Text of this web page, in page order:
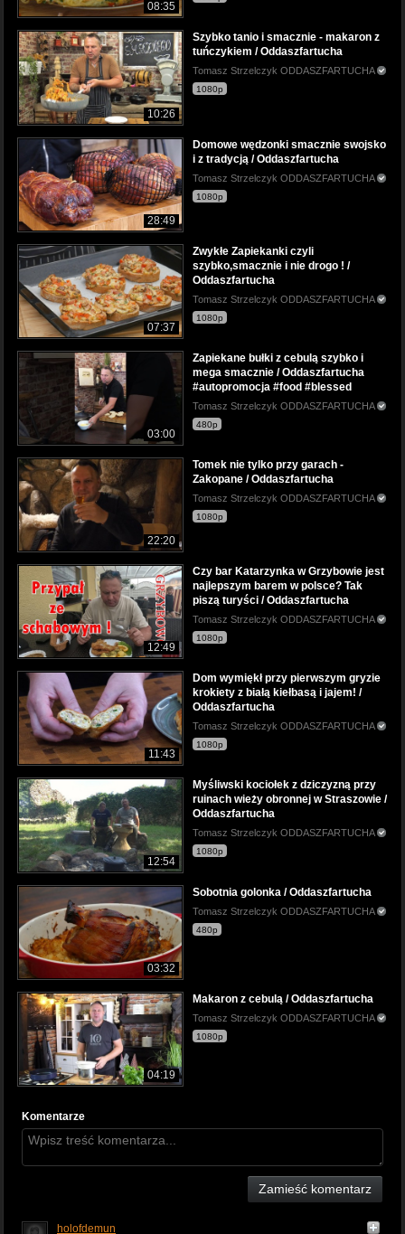
08:35
10:26
Szybko tanio i smacznie - makaron z
tuńczykiem / Oddaszfartucha
Tomasz Strzelczyk ODDASZFARTUCHA
1080p
28:49
Domowe wędzonki smacznie swojsko
i z tradycją / Oddaszfartucha
Tomasz Strzelczyk ODDASZFARTUCHA
1080p
07:37
Zwykłe Zapiekanki czyli
szybko,smacznie i nie drogo ! /
Oddaszfartucha
Tomasz Strzelczyk ODDASZFARTUCHA
1080p
03:00
Zapiekane bułki z cebulą szybko i
mega smacznie / Oddaszfartucha
#autopromocja #food #blessed
Tomasz Strzelczyk ODDASZFARTUCHA
480p
22:20
Tomek nie tylko przy garach -
Zakopane / Oddaszfartucha
Tomasz Strzelczyk ODDASZFARTUCHA
1080p
12:49
Czy bar Katarzynka w Grzybowie jest
najlepszym barem w polsce? Tak
piszą turyści / Oddaszfartucha
Tomasz Strzelczyk ODDASZFARTUCHA
1080p
11:43
Dom wymiękł przy pierwszym gryzie
krokiety z białą kiełbasą i jajem! /
Oddaszfartucha
Tomasz Strzelczyk ODDASZFARTUCHA
1080p
12:54
Myśliwski kociołek z dziczyzną przy
ruinach wieży obronnej w Straszowie /
Oddaszfartucha
Tomasz Strzelczyk ODDASZFARTUCHA
1080p
03:32
Sobotnia golonka / Oddaszfartucha
Tomasz Strzelczyk ODDASZFARTUCHA
480p
04:19
Makaron z cebulą / Oddaszfartucha
Tomasz Strzelczyk ODDASZFARTUCHA
1080p
Komentarze
Zamieść komentarz
holofdemun